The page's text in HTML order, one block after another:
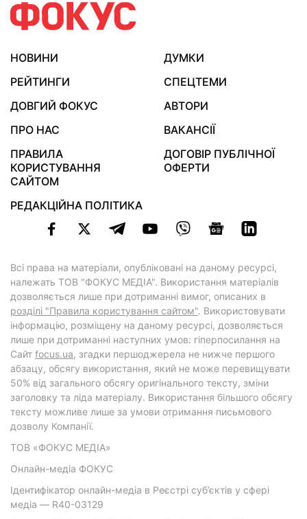
НОВИНИ
ДУМКИ
РЕЙТИНГИ
СПЕЦТЕМИ
ДОВГИЙ ФОКУС
АВТОРИ
ПРО НАС
ВАКАНСІЇ
ПРАВИЛА
КОРИСТУВАННЯ
САЙТОМ
ДОГОВІР ПУБЛІЧНОЇ
ОФЕРТИ
РЕДАКЦІЙНА ПОЛІТИКА
Всі права на матеріали, опубліковані на даному ресурсі,
належать ТОВ "ФОКУС МЕДІА". Використання матеріалів
дозволяється лише при дотриманні вимог, описаних в
розділі "Правила користування сайтом". Використовувати
інформацію, розміщену на даному ресурсі, дозволяється
лише при дотриманні наступних умов: гіперпосилання на
Cайт focus.ua, згадки першоджерела не нижче першого
абзацу, обсягу використання, який не може перевищувати
50% від загального обсягу оригінального тексту, зміни
заголовку та ліда матеріалу. Використання більшого обсягу
тексту можливе лише за умови отримання письмового
дозволу Компанії.
ТОВ «ФОКУС МЕДІА»
Онлайн-медіа ФОКУС
Ідентифікатор онлайн-медіа в Реєстрі суб’єктів у сфері
медіа — R40-03129